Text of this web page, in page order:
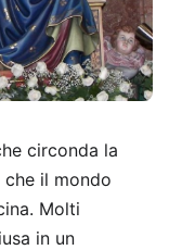
circonda la
il mondo
Molti
in un